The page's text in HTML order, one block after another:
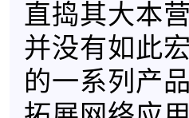
直捣其大本
并没有如此
的一系列产